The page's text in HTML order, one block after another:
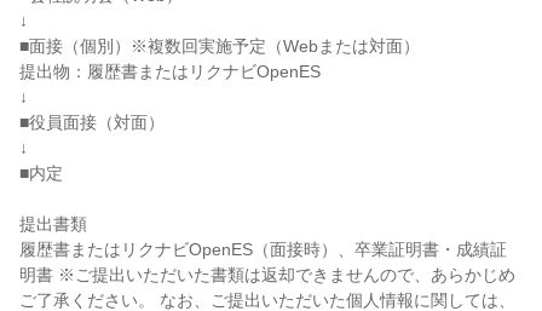
↓
■面接（個別）※複数回実施予定（Webまたは対面）
提出物：履歴書またはリクナビOpenES
↓
■役員面接（対面）
↓
■内定
提出書類
履歴書またはリクナビOpenES（面接時）、卒業証明書・成績証
明書 ※ご提出いただいた書類は返却できませんので、あらかじめ
ご了承ください。 なお、ご提出いただいた個人情報に関しては、